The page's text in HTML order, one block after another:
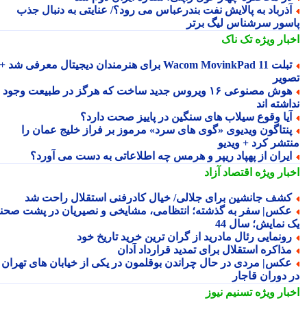
به پالایش نفت بندرعباس می رود؟/ عنایتی به دنبال جذب
سرشناس لیگ برتر
ویژهتک ناک
تبلت Wacom MovinkPad 11 برای هنرمندان دیجیتال معرفی شد +
هوش مصنوعی ۱۶ ویروس جدید ساخت که هرگز در طبیعت وجود
اند
وقوع سیلاب های سنگین در پاییز صحت دارد؟
ویدیوی «گوی های سرد» مرموز بر فراز خلیج عمان را
کرد + ویدیو
از پهپاد ریپر و هرمس چه اطلاعاتی به دست می آورد؟
ویژهاقتصاد آزاد
جانشین برای جلالی/ خیال کادرفنی استقلال راحت شد
سفر به گذشته؛ انتظامی، مشایخی و نصیریان در پشت صحنه
نمایش؛ سال 44
رئال مادرید از گران ترین خرید تاریخ خود
استقلال برای تمدید قرارداد آدان
مردی در حال چراندن بوقلمون در یکی از خیابان های تهران
دوران قاجار
ویژهتسنیم نیوز